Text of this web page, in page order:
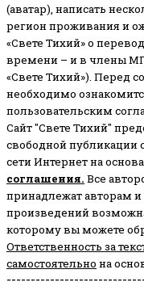
(аватар), написать
регион проживания и
«Свете Тихий» о
времени – и в члены
«Свете Тихий»). Перед
необходимо
пользовательским
Сайт "Свете Тихий"
свободной публикации
сети Интернет на
соглашения. Все
принадлежат авторам
произведений
которому вы можете
Ответственность за
самостоятельно на